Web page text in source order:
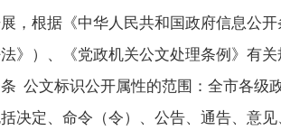
，根据《中华人民共和国政府信息公
》）、《党政机关公文处理条例》有
公文标识公开属性的范围：全市各级
决定、命令（令）、公告、通告、意